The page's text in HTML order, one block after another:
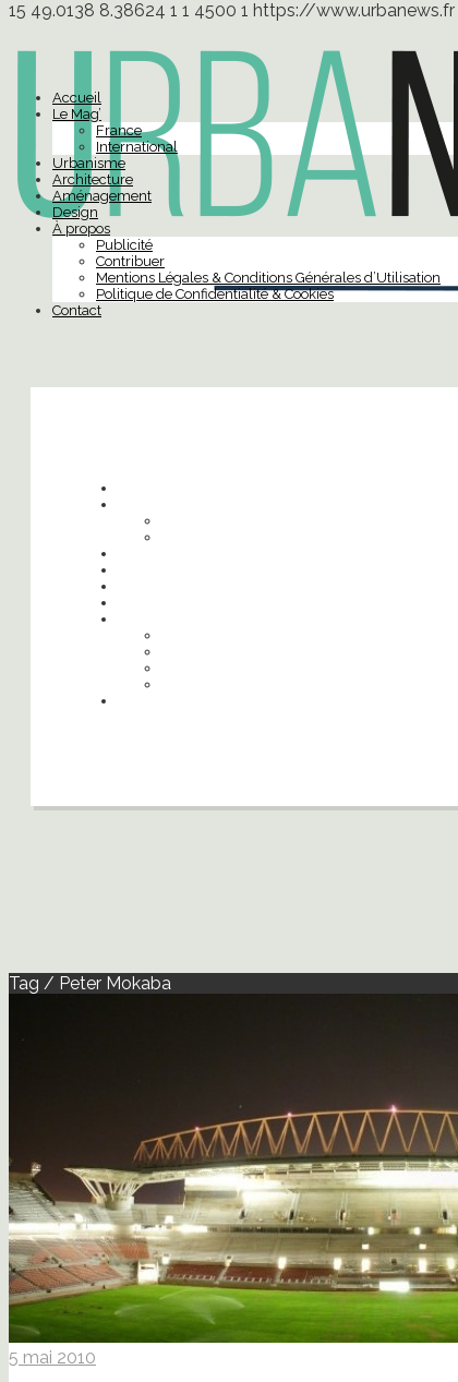
15 49.0138 8.38624 1 1 4500 1 https://www.urbanews.fr
Accueil
Le Mag’
France
International
Urbanisme
Architecture
Aménagement
Design
À propos
Publicité
Contribuer
Mentions Légales & Conditions Générales d’Utilisation
Politique de Confidentialité & Cookies
Contact
Tag / Peter Mokaba
5 mai 2010